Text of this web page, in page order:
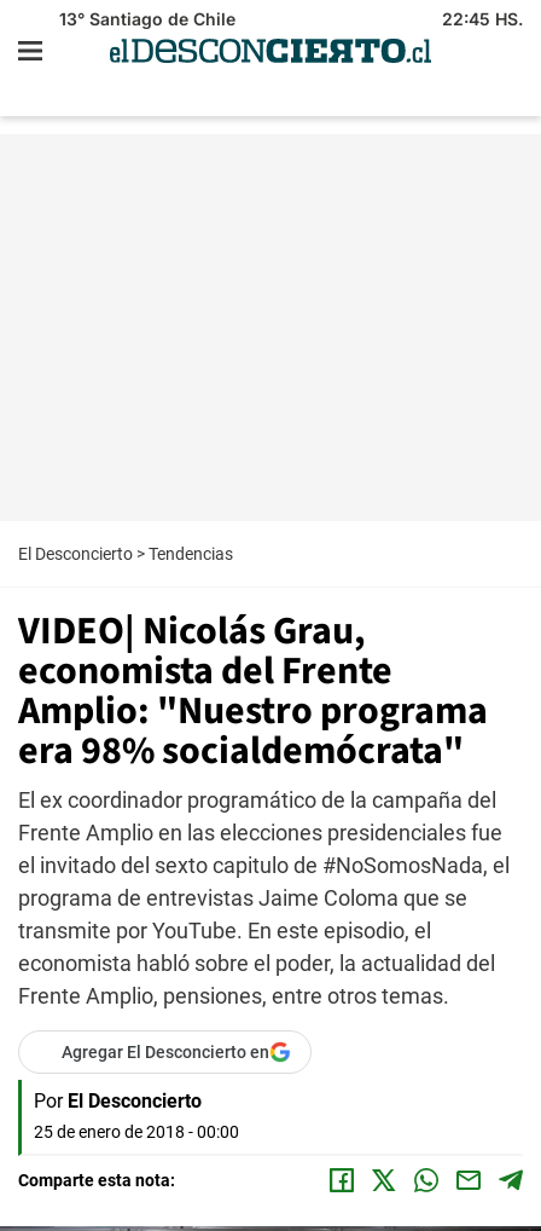
13° Santiago de Chile 22:45 HS.
El Desconcierto >Tendencias
VIDEO| Nicolás Grau,
economista del Frente
Amplio: "Nuestro programa
era 98% socialdemócrata"
El ex coordinador programático de la campaña del
Frente Amplio en las elecciones presidenciales fue
el invitado del sexto capitulo de #NoSomosNada, el
programa de entrevistas Jaime Coloma que se
transmite por YouTube. En este episodio, el
economista habló sobre el poder, la actualidad del
Frente Amplio, pensiones, entre otros temas.
Agregar El Desconcierto en
Por El Desconcierto
25 de enero de 2018 - 00:00
Comparte esta nota: